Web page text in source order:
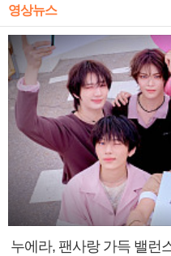
영상뉴스
누에라, 팬사랑 가득 밸런